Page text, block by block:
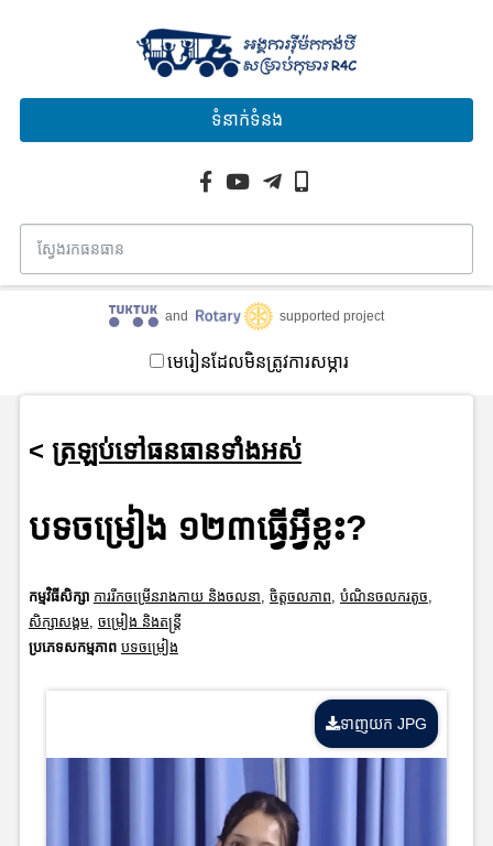
ទំនាក់ទំនង
and supported project
មេរៀនដែលមិនត្រូវការសម្ភារ
< ត្រឡប់ទៅធនធានទាំងអស់
បទចម្រៀង ១២៣ធ្វើអ្វីខ្លះ?
កម្មវិធីសិក្សា ការរីកចម្រើនរាងកាយ និងចលនា ចិត្តចលភាព បំណិនចលករតូច
សិក្សាសង្គម, ចម្រៀង និងតន្ត្រី
ប្រភេទសកម្មភាព បទចម្រៀង
ទាញយក JPG